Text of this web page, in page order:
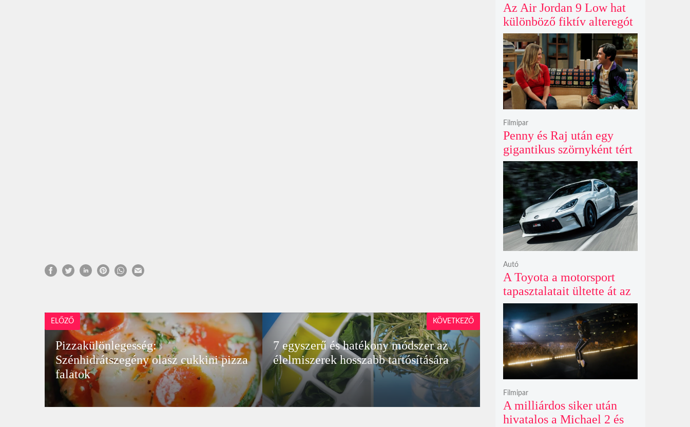
ELŐZŐ
Pizzakülönlegesség:
Szénhidrátszegény olasz cukkini pizza
falatok
7 egyszerű és hatékony módszer az
élelmiszerek hosszabb tartósítására
KÖVETKEZŐ
Az Air Jordan 9 Low hat
különböző fiktív alteregót
gyúr egyetlen őrült
dizájnba
Penny és Raj után egy
gigantikus szörnyként tért
vissza valaki az
Agymenők legújabb spin-
offjában
Filmipar
A Toyota a motorsport
tapasztalatait ültette át az
új GR86 vezethetőségébe
és biztonságába
Autó
A milliárdos siker után
hivatalos a Michael 2 és
Filmipar